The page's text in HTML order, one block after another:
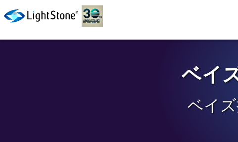
ベイ
ベイ